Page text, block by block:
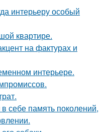
интерьеру особый
квартире.
на фактурах и
интерьере.
себе память поколений,